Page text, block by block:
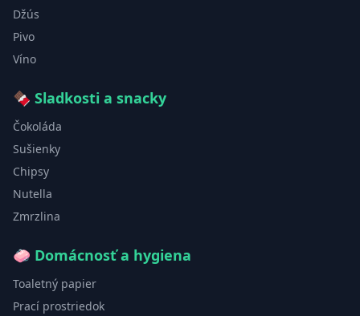
Džús
Pivo
Víno
🍫 Sladkosti a snacky
Čokoláda
Sušienky
Chipsy
Nutella
Zmrzlina
🧼 Domácnosť a hygiena
Toaletný papier
Prací prostriedok